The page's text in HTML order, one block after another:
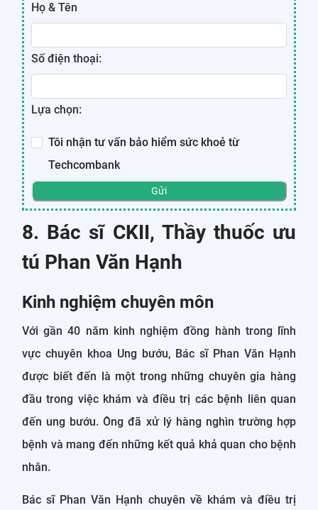
Họ & Tên
Số điện thoại:
Lựa chọn:
Tôi nhận tư vấn bảo hiểm sức khoẻ từ
Techcombank
Gửi
8. Bác sĩ CKII, Thầy thuốc ưu
tú Phan Văn Hạnh
Kinh nghiệm chuyên môn
Với gần 40 năm kinh nghiệm đồng hành trong lĩnh
vực chuyên khoa Ung bướu, Bác sĩ Phan Văn Hạnh
được biết đến là một trong những chuyên gia hàng
đầu trong việc khám và điều trị các bệnh liên quan
đến ung bướu. Ông đã xử lý hàng nghìn trường hợp
bệnh và mang đến những kết quả khả quan cho bệnh
nhân.
Bác sĩ Phan Văn Hạnh chuyên về khám và điều trị